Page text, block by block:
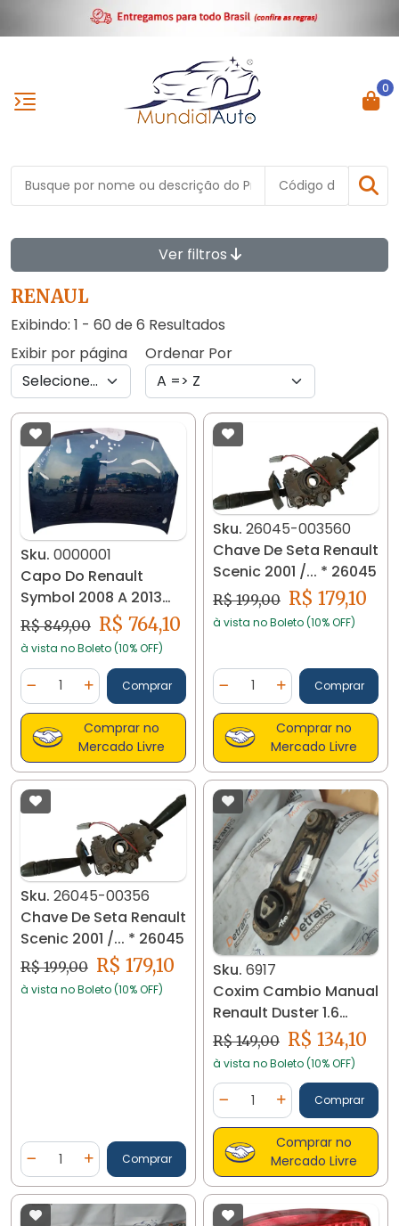
0
Ver filtros
RENAUL
Exibindo: 1 - 60 de 6 Resultados
Exibir por página
Ordenar Por
Sku. 0000001
Capo Do Renault
Symbol 2008 A 2013
Original Recep
R$ 849,00 R$ 764,10
à vista no Boleto (10% OFF)
Diminuir Quantidade
Quantidade
Adicionar Quantidade
Comprar
Comprar no
Mercado Livre
Sku. 26045-003560
Chave De Seta Renault
Scenic 2001 /... * 26045
R$ 199,00 R$ 179,10
à vista no Boleto (10% OFF)
Diminuir Quantidade
Quantidade
AdicionarComprar
Comprar no
Mercado Livre
Sku. 26045-00356
Chave De Seta Renault
Scenic 2001 /... * 26045
R$ 199,00 R$ 179,10
à vista no Boleto (10% OFF)
Diminuir Quantidade
Quantidade
Adicionar Quantidade
Comprar
Sku. 6917
Coxim Cambio Manual
Renault Duster 1.6
2012/16 6917
R$ 149,00 R$ 134,10
à vista no Boleto (10% OFF)
Diminuir Quantidade
Quantidade
AdicionarComprar
Comprar no
Mercado Livre